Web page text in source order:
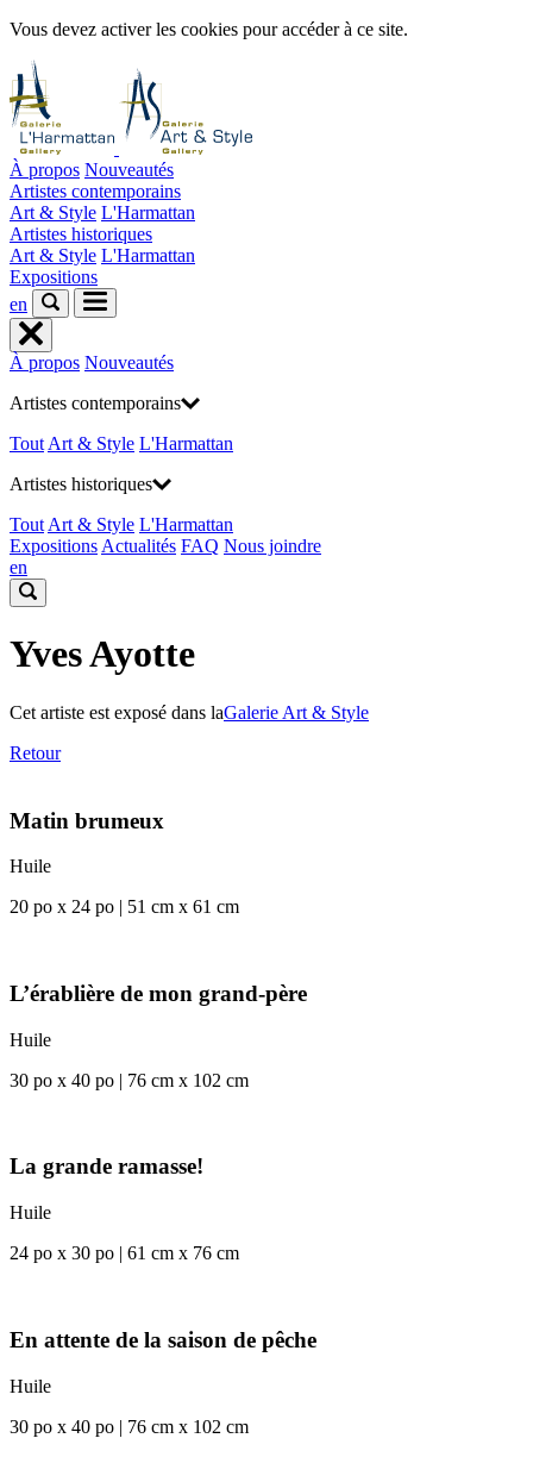
Vous devez activer les cookies pour accéder à ce site.
À propos Nouveautés
Artistes contemporains
Art & Style L'Harmattan
Artistes historiques
Art & Style L'Harmattan
Expositions
en
À propos Nouveautés
Artistes contemporains
Tout Art & Style L'Harmattan
Artistes historiques
Tout Art & Style L'Harmattan
Expositions Actualités FAQ Nous joindre
en
Yves Ayotte
Cet artiste est exposé dans laGalerie Art & Style
Retour
Matin brumeux
Huile
20 po x 24 po | 51 cm x 61 cm
L’érablière de mon grand-père
Huile
30 po x 40 po | 76 cm x 102 cm
La grande ramasse!
Huile
24 po x 30 po | 61 cm x 76 cm
En attente de la saison de pêche
Huile
30 po x 40 po | 76 cm x 102 cm